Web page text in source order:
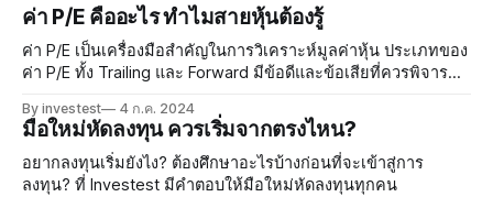
ค่า P/E คืออะไร ทำไมสายหุ้นต้องรู้
ค่า P/E เป็นเครื่องมือสำคัญในการวิเคราะห์มูลค่าหุ้น ประเภทของ
ค่า P/E ทั้ง Trailing และ Forward มีข้อดีและข้อเสียที่ควรพิจารณา
ซ้อนสามารถเสริมสร้างความมั่นใจในการลงทุน การบริหารความ
เสี่ยงเป็นสิ่งจำเป็นในการปกป้องผลประโยชน์ของนักลงทุน
By investest 4 ก.ค. 2024
มือใหม่หัดลงทุน ควรเริ่มจากตรงไหน?
อยากลงทุนเริ่มยังไง? ต้องศึกษาอะไรบ้างก่อนที่จะเข้าสู่การ
ลงทุน? ที่ Investest มีคำตอบให้มือใหม่หัดลงทุนทุกคน